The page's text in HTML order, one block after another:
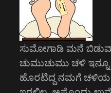
ಸುಮೋಗಾಡಿ ಮನೆ
ಚುಮುಚುಮು ಚಳಿ ಇನ್ನೂ
ಹೊರಟಿದ್ದ ನಮಗೆ ಚಳಿಯ